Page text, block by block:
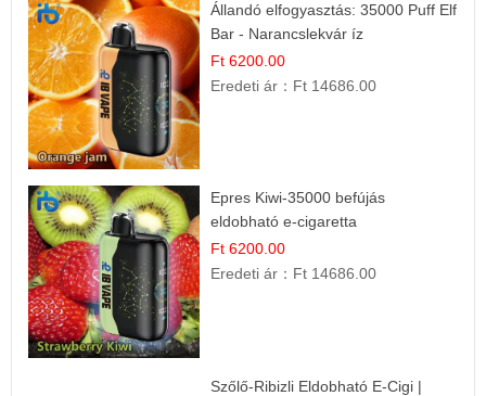
Állandó elfogyasztás: 35000 Puff Elf
Bar - Narancslekvár íz
Ft 6200.00
Eredeti ár： Ft 14686.00
Epres Kiwi-35000 befújás
eldobható e-cigaretta
Ft 6200.00
Eredeti ár： Ft 14686.00
Szőlő-Ribizli Eldobható E-Cigi |